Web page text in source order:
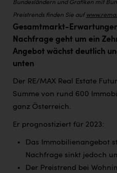
TCL
TGW Logistics
TRAILOMAT & Cycling Austria
VERITAS
Vier Diamanten
Vorlagenportal
Wir besiegen Krebs
Wirtschaftskammer OÖ
Bundesländern und Grafiken mit
Preistrends finden Sie auf
Gesamtmarkt-
Nachfrage geht um ein
Angebot wächst deutlich
unten
Der RE/MAX Real Estate
Summe von rund 600
ganz Österreich.
Er prognostiziert für 2023:
Das Immobilienangebot
Nachfrage sinkt jedoch
Der Preistrend bei